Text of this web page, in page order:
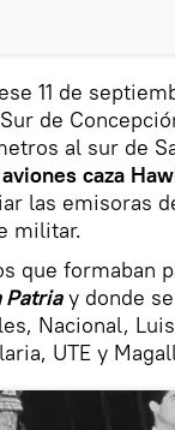
11 de
de
al sur de
caza
las emisoras
militar.
que formaban
Patriay donde
Nacional,
UTE y